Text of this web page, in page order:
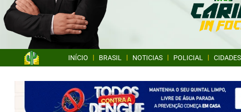
INÍCIO BRASIL NOTICIAS POLICIAL CIDADES